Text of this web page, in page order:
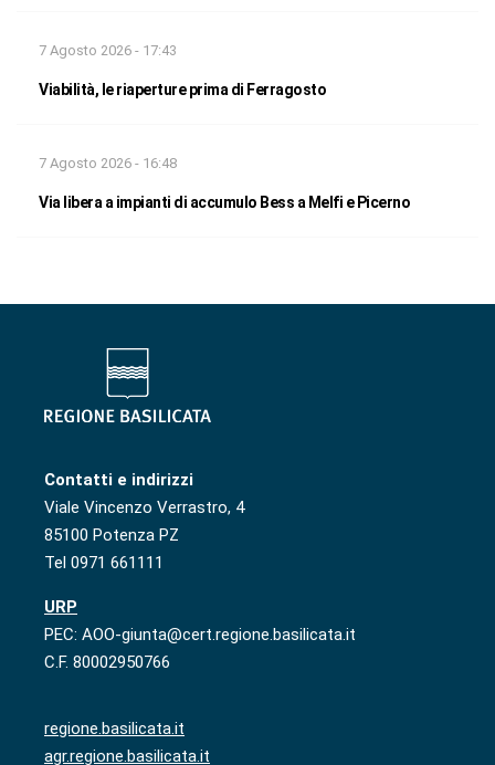
7 Agosto 2026 - 17:43
Viabilità, le riaperture prima di Ferragosto
7 Agosto 2026 - 16:48
Via libera a impianti di accumulo Bess a Melfi e Picerno
Contatti e indirizzi
Viale Vincenzo Verrastro, 4
85100 Potenza PZ
Tel 0971 661111
URP
PEC: AOO-giunta@cert.regione.basilicata.it
C.F. 80002950766
regione.basilicata.it
agr.regione.basilicata.it